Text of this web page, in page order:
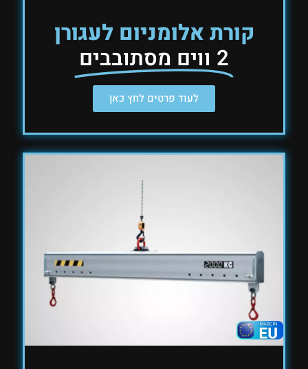
קורת אלומניום לעגורן
2 ווים מסתובבים
לעוד פרטים לחץ כאן